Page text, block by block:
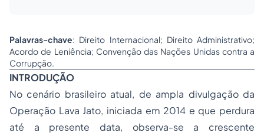
Palavras-chave: Direito Internacional; Direito Administrativo;
Acordo de Leniência; Convenção das Nações Unidas contra a
Corrupção.
INTRODUÇÃO
No cenário brasileiro atual, de ampla divulgação da
Operação Lava Jato, iniciada em 2014 e que perdura
até a presente data, observa-se a crescente